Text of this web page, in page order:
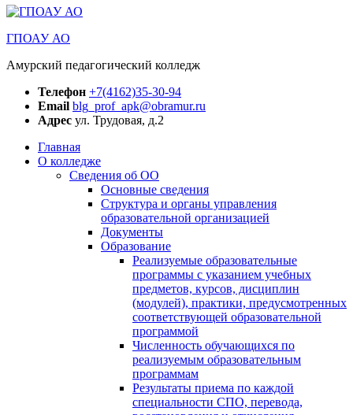
ГПОАУ АО
Амурский педагогический колледж
Телефон +7(4162)35-30-94
Email blg_prof_apk@obramur.ru
Адрес ул. Трудовая, д.2
Главная
О колледже
Сведения об ОО
Основные сведения
Структура и органы управления
образовательной организацией
Документы
Образование
Реализуемые образовательные
программы с указанием учебных
предметов, курсов, дисциплин
(модулей), практики, предусмотренных
соответствующей образовательной
программой
Численность обучающихся по
реализуемым образовательным
программам
Результаты приема по каждой
специальности СПО, перевода,